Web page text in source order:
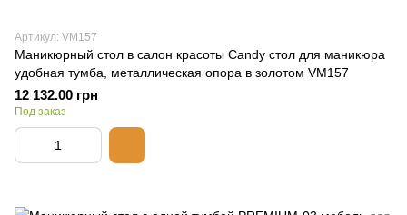
Артикул: VM157
Маникюрный стол в салон красоты Candy стол для маникюра
удобная тумба, металлическая опора в золотом VM157
12 132.00 грн
Под заказ